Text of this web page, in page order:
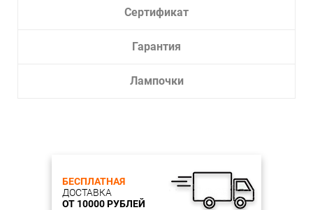
Сертификат
Гарантия
Лампочки
БЕСПЛАТНАЯ
ДОСТАВКА
ОТ 10000 РУБЛЕЙ